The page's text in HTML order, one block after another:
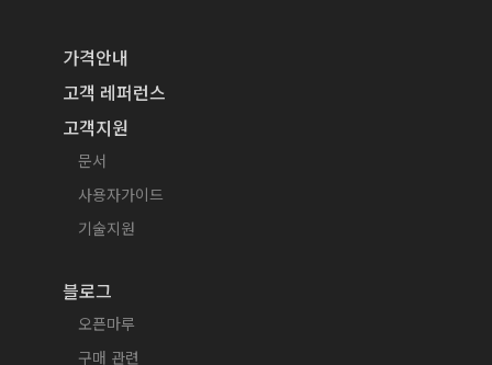
가격안내
고객 레퍼런스
고객지원
문서
사용자가이드
기술지원
블로그
오픈마루
구매 관련